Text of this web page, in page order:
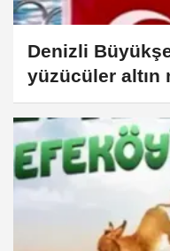
Denizli
yüzücüler altın